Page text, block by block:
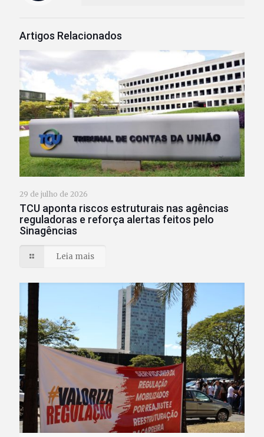
Artigos Relacionados
29 de julho de 2026
TCU aponta riscos estruturais nas agências
reguladoras e reforça alertas feitos pelo
Sinagências
Leia mais